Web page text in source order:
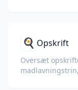
🍳 Opskrift
Oversæt